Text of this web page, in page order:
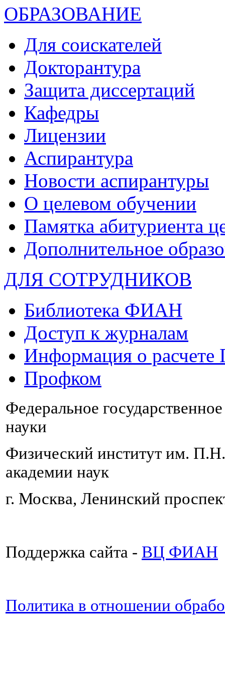
ОБРАЗОВАНИЕ
Для соискателей
Докторантура
Защита диссертаций
Кафедры
Лицензии
Аспирантура
Новости аспирантуры
О целевом обучении
Памятка абитуриента
Дополнительное
ДЛЯ СОТРУДНИКОВ
Библиотека ФИАН
Доступ к журналам
Информация о
Профком
Федеральное
науки
Физический институт им.
академии наук
г. Москва, Ленинский
Поддержка сайта - ВЦ ФИАН
Политика в отношении